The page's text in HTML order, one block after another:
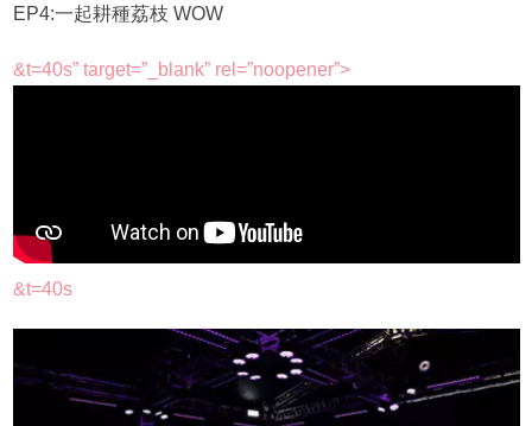
EP4:一起耕種荔枝 WOW
&t=40s” target=”_blank” rel=”noopener”>
&t=40s